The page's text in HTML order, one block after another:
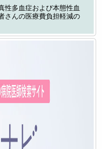
性多血症および本態性血
さんの医療費負担軽減の